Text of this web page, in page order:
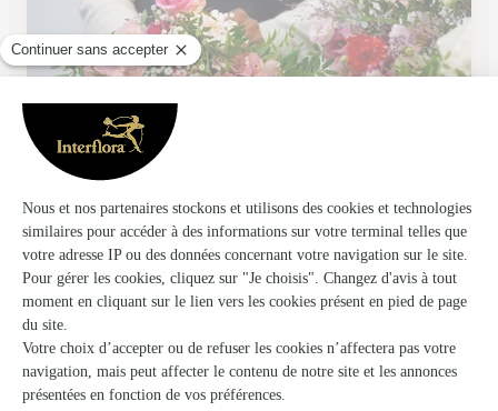
Fleur & K
Nancy
228, avenue de Strasbourg BP 22310
Voir la boutique